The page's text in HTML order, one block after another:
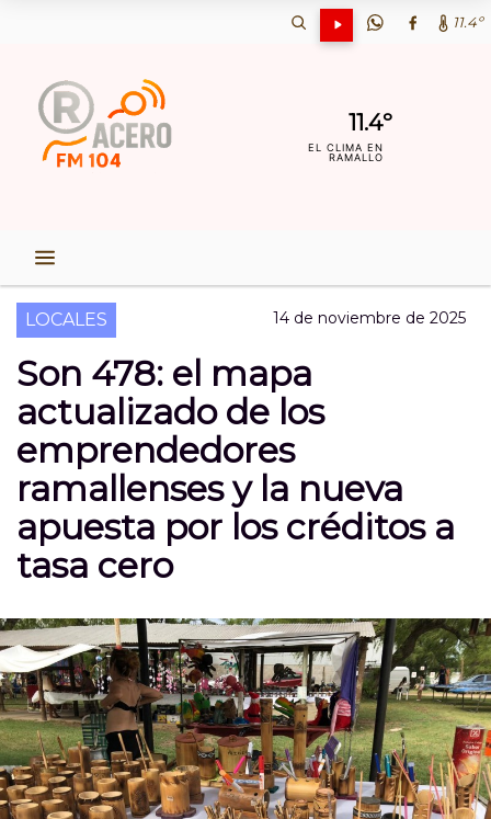
11.4º
11.4º
EL CLIMA EN
RAMALLO
LOCALES 14 de noviembre de 2025
Son 478: el mapa
actualizado de los
emprendedores
ramallenses y la nueva
apuesta por los créditos a
tasa cero